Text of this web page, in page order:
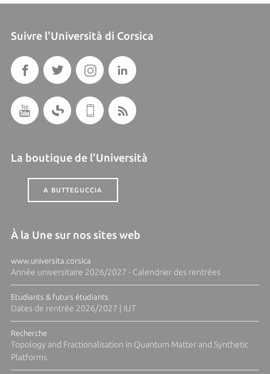
Suivre l'Università di Corsica
La boutique de l'Università
A BUTTEGUCCIA
À la Une sur nos sites web
www.universita.corsica
Année universitaire 2026/2027 - Calendrier des rentrées
Etudiants & futurs étudiants
Dates de rentrée 2026/2027 | IUT
Recherche
Topology and Fractionalisation in Quantum Matter and Synthetic
Platforms